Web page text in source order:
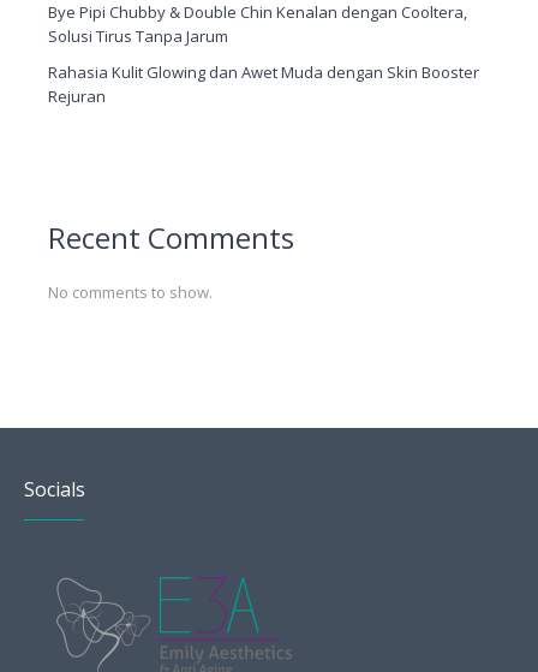
Bye Pipi Chubby & Double Chin Kenalan dengan Cooltera,
Solusi Tirus Tanpa Jarum
Rahasia Kulit Glowing dan Awet Muda dengan Skin Booster
Rejuran
Recent Comments
No comments to show.
Socials